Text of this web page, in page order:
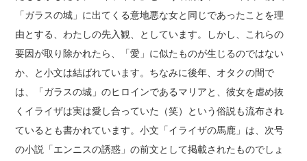
「ガラスの城」に出てくる意地悪な女と同じであったことを理
由とする、わたしの先入観、としています。しかし、これらの
要因が取り除かれたら、「愛」に似たものが生じるのではない
か、と小文は結ばれています。ちなみに後年、オタクの間で
は、「ガラスの城」のヒロインであるマリアと、彼女を虐め抜
くイライザは実は愛し合っていた（笑）という俗説も流布され
ているとも書かれています。小文「イライザの馬鹿」は、次号
の小説「エンニスの誘惑」の前文として掲載されたものでしょ